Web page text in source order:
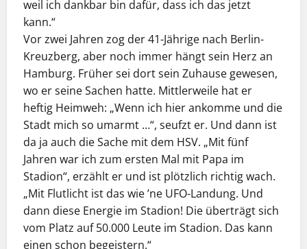
weil ich dankbar bin dafür, dass ich das jetzt
kann.“
Vor zwei Jahren zog der 41-Jährige nach Berlin-
Kreuzberg, aber noch immer hängt sein Herz an
Hamburg. Früher sei dort sein Zuhause gewesen,
wo er seine Sachen hatte. Mittlerweile hat er
heftig Heimweh: „Wenn ich hier ankomme und die
Stadt mich so umarmt …“, seufzt er. Und dann ist
da ja auch die Sache mit dem HSV. „Mit fünf
Jahren war ich zum ersten Mal mit Papa im
Stadion“, erzählt er und ist plötzlich richtig wach.
„Mit Flutlicht ist das wie ’ne UFO-Landung. Und
dann diese Energie im Stadion! Die überträgt sich
vom Platz auf 50.000 Leute im Stadion. Das kann
einen schon begeistern.“